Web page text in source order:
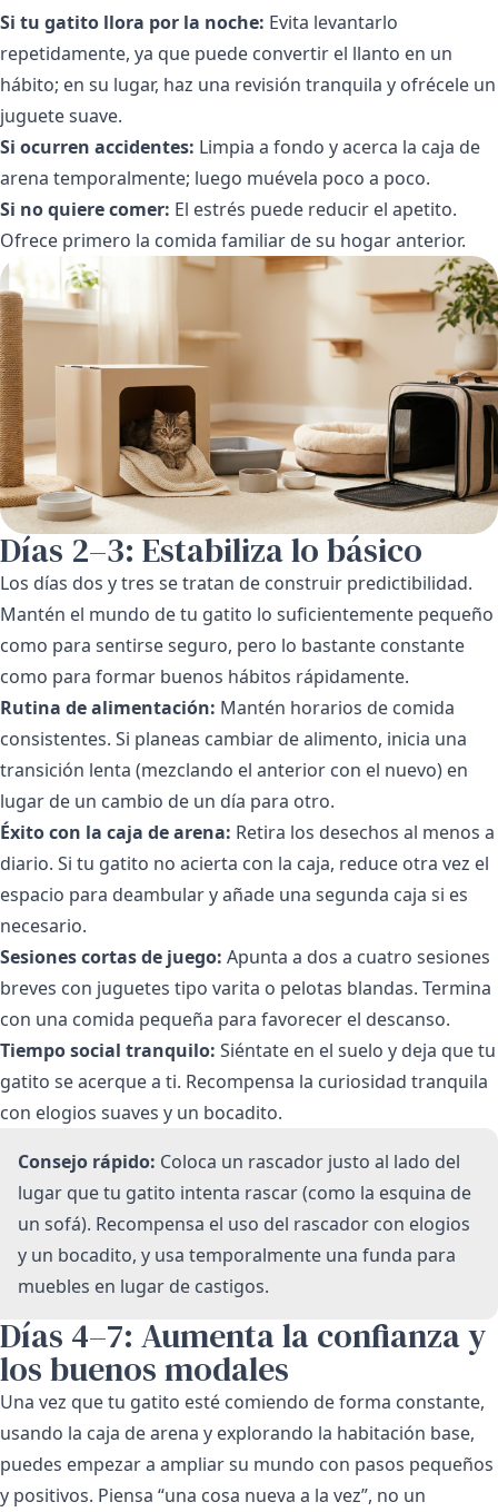
Si tu gatito llora por la noche: Evita levantarlo
repetidamente, ya que puede convertir el llanto en un
hábito; en su lugar, haz una revisión tranquila y ofrécele un
juguete suave.
Si ocurren accidentes: Limpia a fondo y acerca la caja de
arena temporalmente; luego muévela poco a poco.
Si no quiere comer: El estrés puede reducir el apetito.
Ofrece primero la comida familiar de su hogar anterior.
Días 2–3: Estabiliza lo básico
Los días dos y tres se tratan de construir predictibilidad.
Mantén el mundo de tu gatito lo suficientemente pequeño
como para sentirse seguro, pero lo bastante constante
como para formar buenos hábitos rápidamente.
Rutina de alimentación: Mantén horarios de comida
consistentes. Si planeas cambiar de alimento, inicia una
transición lenta (mezclando el anterior con el nuevo) en
lugar de un cambio de un día para otro.
Éxito con la caja de arena: Retira los desechos al menos a
diario. Si tu gatito no acierta con la caja, reduce otra vez el
espacio para deambular y añade una segunda caja si es
necesario.
Sesiones cortas de juego: Apunta a dos a cuatro sesiones
breves con juguetes tipo varita o pelotas blandas. Termina
con una comida pequeña para favorecer el descanso.
Tiempo social tranquilo: Siéntate en el suelo y deja que tu
gatito se acerque a ti. Recompensa la curiosidad tranquila
con elogios suaves y un bocadito.
Consejo rápido: Coloca un rascador justo al lado del
lugar que tu gatito intenta rascar (como la esquina de
un sofá). Recompensa el uso del rascador con elogios
y un bocadito, y usa temporalmente una funda para
muebles en lugar de castigos.
Días 4–7: Aumenta la confianza y
los buenos modales
Una vez que tu gatito esté comiendo de forma constante,
usando la caja de arena y explorando la habitación base,
puedes empezar a ampliar su mundo con pasos pequeños
y positivos. Piensa “una cosa nueva a la vez”, no un